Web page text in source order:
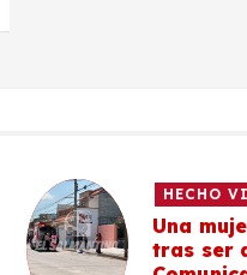
HECHO
Una
tras ser